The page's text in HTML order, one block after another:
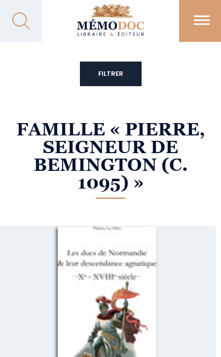
FAMILLE « PIERRE,
SEIGNEUR DE
BEMINGTON (C.
1095) »
FILTRER